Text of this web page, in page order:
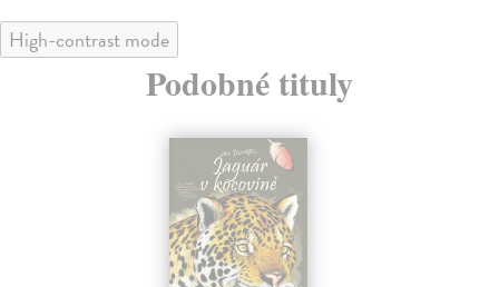
High-contrast mode
Podobné tituly